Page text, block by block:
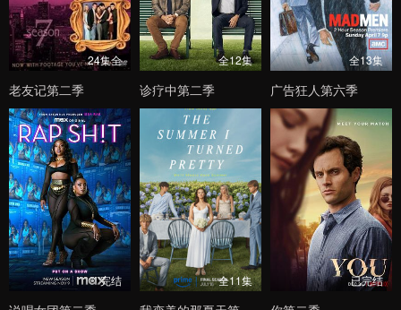
24集全
老友记第二季
全12集
诊疗中第二季
全13集
广告狂人第六季
完结 全11集 已完结